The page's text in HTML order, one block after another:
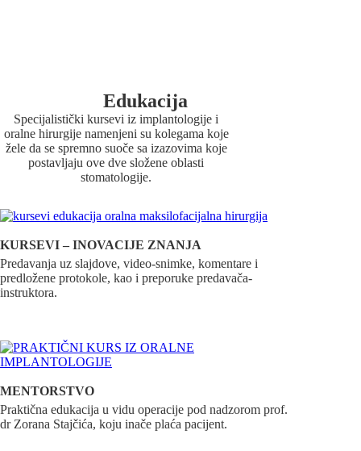
Edukacija
Specijalistički kursevi iz implantologije i
oralne hirurgije namenjeni su kolegama koje
žele da se spremno suoče sa izazovima koje
postavljaju ove dve složene oblasti
stomatologije.
KURSEVI – INOVACIJE ZNANJA
Predavanja uz slajdove, video-snimke, komentare i
predložene protokole, kao i preporuke predavača-
instruktora.
MENTORSTVO
Praktična edukacija u vidu operacije pod nadzorom prof.
dr Zorana Stajčića, koju inače plaća pacijent.